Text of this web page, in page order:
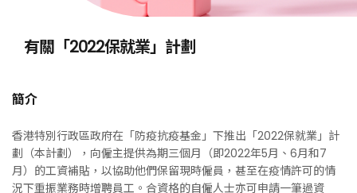
有關「2022保就業」計劃
簡介
香港特別行政區政府在「防疫抗疫基金」下推出「2022保就業」計
劃（本計劃），向僱主提供為期三個月（即2022年5月、6月和7
月）的工資補貼，以協助他們保留現時僱員，甚至在疫情許可的情
況下重振業務時增聘員工。合資格的自僱人士亦可申請一筆過資